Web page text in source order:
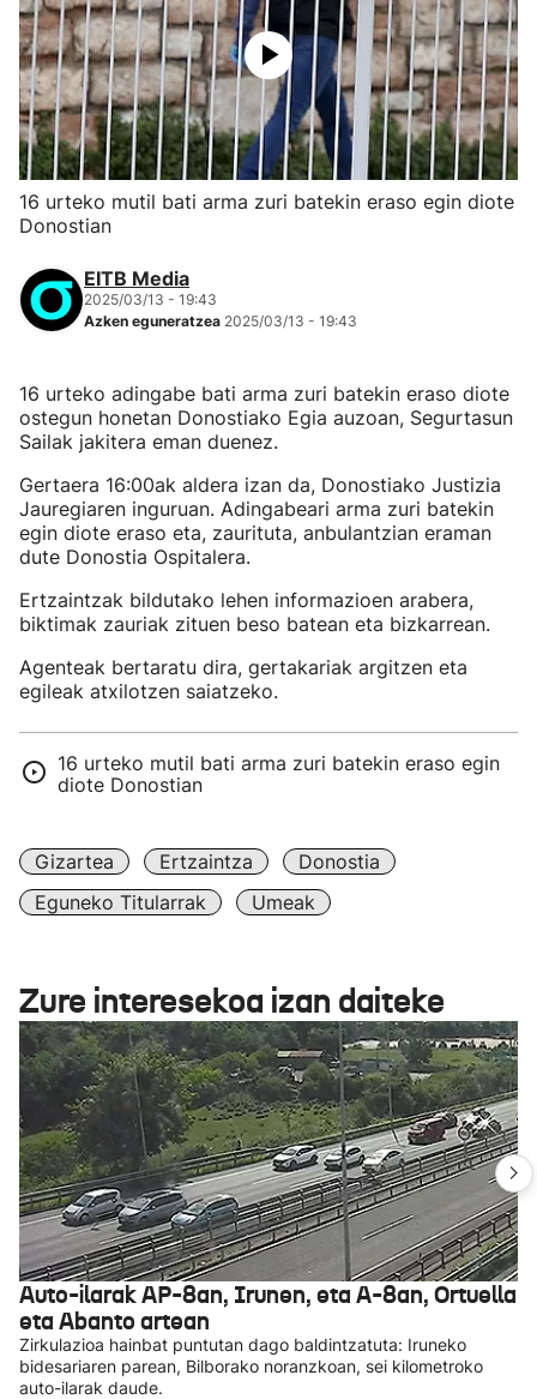
16 urteko mutil bati arma zuri batekin eraso egin diote
Donostian
EITB Media
2025/03/13 - 19:43
Azken eguneratzea 2025/03/13 - 19:43
16 urteko adingabe bati arma zuri batekin eraso diote
ostegun honetan Donostiako Egia auzoan, Segurtasun
Sailak jakitera eman duenez.
Gertaera 16:00ak aldera izan da, Donostiako Justizia
Jauregiaren inguruan. Adingabeari arma zuri batekin
egin diote eraso eta, zaurituta, anbulantzian eraman
dute Donostia Ospitalera.
Ertzaintzak bildutako lehen informazioen arabera,
biktimak zauriak zituen beso batean eta bizkarrean.
Agenteak bertaratu dira, gertakariak argitzen eta
egileak atxilotzen saiatzeko.
16 urteko mutil bati arma zuri batekin eraso egin
diote Donostian
Gizartea Ertzaintza
Donostia
Eguneko Titularrak
Umeak
Zure interesekoa izan daiteke
Auto-ilarak AP-8an, Irunen, eta A-8an, Ortuella
eta Abanto artean
Zirkulazioa hainbat puntutan dago baldintzatuta: Iruneko
bidesariaren parean, Bilborako noranzkoan, sei kilometroko
auto-ilarak daude.